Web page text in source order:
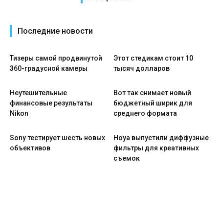
Последние новости
Тизеры самой продвинутой
360-градусной камеры
Этот стедикам стоит 10
тысяч долларов
Неутешительные
финансовые результаты
Nikon
Вот так снимает новый
бюджетный ширик для
среднего формата
Sony тестирует шесть новых
объективов
Hoya выпустили диффузные
фильтры для креативных
съемок